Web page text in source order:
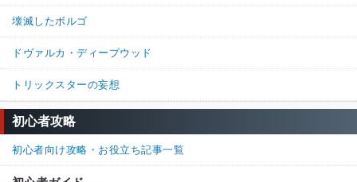
壊滅したボルゴ
ドヴァルカ・ディープウッド
トリックスターの妄想
初心者攻略
初心者向け攻略・お役立ち記事一覧